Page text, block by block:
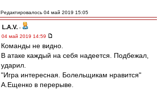
Редактировалось 04 май 2019 15:05
L.А.V. -
04 май 2019 14:59
Команды не видно.
В атаке каждый на себя надеется. Подбежал,
ударил.
"Игра интересная. Болельщикам нравится"
А.Ещенко в перерыве.